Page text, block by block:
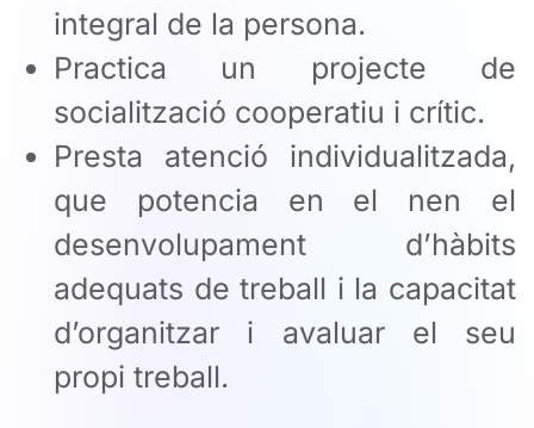
integral de la persona.
Practica un projecte de
socialització cooperatiu i crític.
Presta atenció individualitzada,
que potencia en el nen el
desenvolupament d’hàbits
adequats de treball i la capacitat
d’organitzar i avaluar el seu
propi treball.